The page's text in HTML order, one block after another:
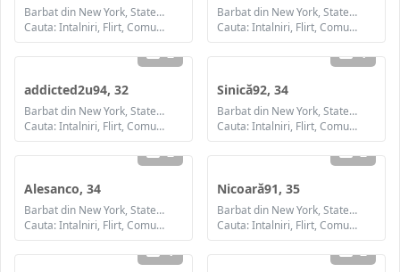
Barbat din New York, Statele Unite ale Americii
Cauta: Intalniri, Flirt, Comunicare / chat, Prietenie, Casatorie
Barbat din New York, Statele Unite ale Americii
Cauta: Intalniri, Flirt, Comunicare / chat, Prietenie, Casatorie
2
addicted2u94, 32
Barbat din New York, Statele Unite ale Americii
Cauta: Intalniri, Flirt, Comunicare / chat, Prietenie, Casatorie
1
Sinică92, 34
Barbat din New York, Statele Unite ale Americii
Cauta: Intalniri, Flirt, Comunicare / chat, Prietenie, Casatorie
2
Alesanco, 34
Barbat din New York, Statele Unite ale Americii
Cauta: Intalniri, Flirt, Comunicare / chat, Prietenie, Casatorie
2
Nicoară91, 35
Barbat din New York, Statele Unite ale Americii
Cauta: Intalniri, Flirt, Comunicare / chat, Prietenie, Casatorie
1 2